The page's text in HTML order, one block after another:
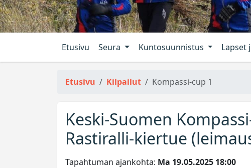
Etusivu Seura Kuntosuunnistus Lapset
Etusivu Kilpailut Kompassi-cup 1
Keski-Suomen
Rastiralli-kiertue
Tapahtuman ajankohta: Ma 19.05.2025 18:00­